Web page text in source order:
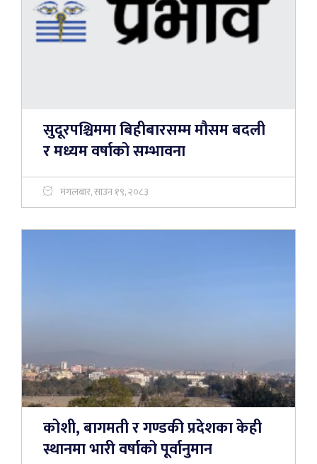
सुदूरपश्चिममा बिहीबारसम्म मौसम बदली
र मध्यम वर्षाको सम्भावना
मंगलबार, साउन १९, २०८३
कोशी, बागमती र गण्डकी प्रदेशका केही
स्थानमा भारी वर्षाको पूर्वानुमान